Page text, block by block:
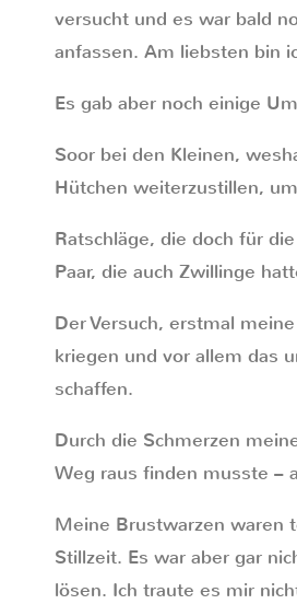
versucht und es war bald
anfassen. Am liebsten bin
Es gab aber noch einige
Soor bei den Kleinen,
Hütchen weiterzustillen,
Ratschläge, die doch für
Paar, die auch Zwillinge
Der Versuch, erstmal
kriegen und vor allem das
schaffen.
Durch die Schmerzen
Weg raus finden musste –
Meine Brustwarzen waren
Stillzeit. Es war aber gar
lösen. Ich traute es mir